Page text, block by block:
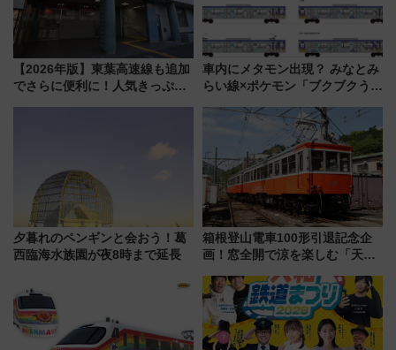
【2026年版】東葉高速線も追加
でさらに便利に！人気きっぷ
車内にメタモン出現？ みなとみ
らい線×ポケモン「ブクブクうみ
行開始に！ この夏は直通列車で
横浜へ！
夕暮れのペンギンと会おう！葛
西臨海水族園が夜8時まで延長
箱根登山電車100形引退記念企
画！窓全開で涼を楽しむ「天然
発売